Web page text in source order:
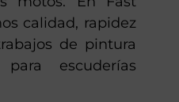
calidad, rapidez
de pintura
escuderías